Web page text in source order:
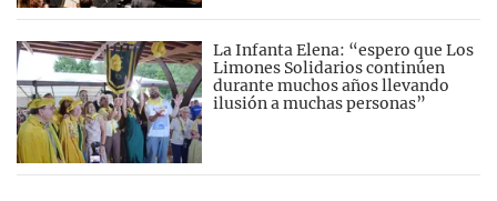
La Infanta Elena: “espero que Los
Limones Solidarios continúen
durante muchos años llevando
ilusión a muchas personas”